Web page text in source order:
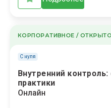
КОРПОРАТИВНОЕ /
С нуля
Внутренний
практики
Онлайн